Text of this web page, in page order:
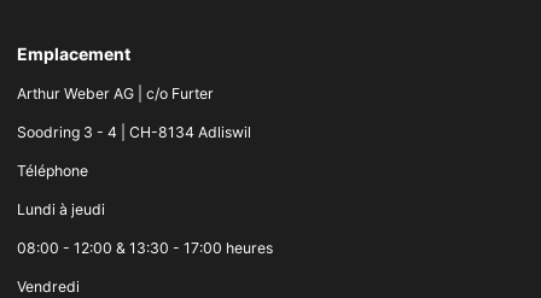
Emplacement
Arthur Weber AG | c/o Furter
Soodring 3 - 4 | CH-8134 Adliswil
Téléphone
Lundi à jeudi
08:00 - 12:00 & 13:30 - 17:00 heures
Vendredi